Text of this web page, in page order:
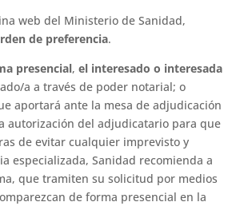
web del Ministerio de Sanidad,
de preferencia.
presencial,el interesado o interesada
a a través de poder notarial; o
aportará ante la mesa de adjudicación
autorización del adjudicatario para que
de evitar cualquier imprevisto y
especializada, Sanidad recomienda a
que tramiten su solicitud por medios
de forma presencial en la